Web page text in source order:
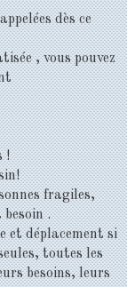
dès ce
, vous pouvez
!
fragiles,
besoin .
et déplacement si
toutes les
besoins, leurs